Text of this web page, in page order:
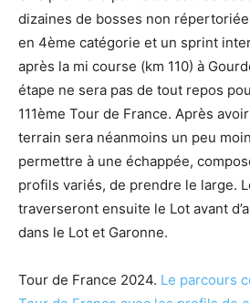
dizaines de bosses non
en 4ème catégorie et un sprint
après la mi course (km 110) à
étape ne sera pas de tout repos
111ème Tour de France. Après
terrain sera néanmoins un peu
permettre à une échappée,
profils variés, de prendre le large.
traverseront ensuite le Lot avant
dans le Lot et Garonne.
Tour de France 2024. Le parcours